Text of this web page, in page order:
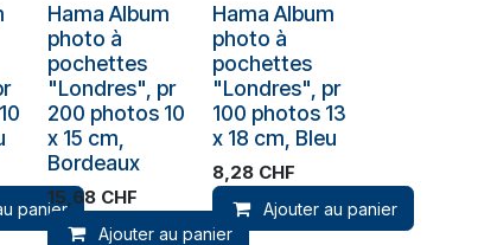
panier
Hama Album
photo à
pochettes
"Londres", pr
200 photos 10
x 15 cm,
Bordeaux
15,68CHF
Ajouter au panier
Hama Album
photo à
pochettes
"Londres", pr
100 photos 13
x 18 cm, Bleu
8,28CHF
Ajouter au panier